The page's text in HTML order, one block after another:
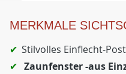
MERKMALE
Stilvolles Einflecht-
Zaunfenster -aus